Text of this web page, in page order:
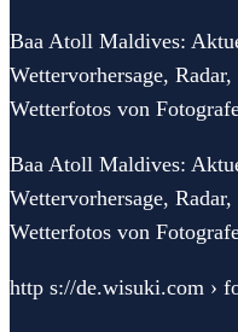
Baa Atoll Maldives:
Wettervorhersage,
Wetterfotos von
Baa Atoll Maldives:
Wettervorhersage,
Wetterfotos von
http s://de.wisuki.com ›